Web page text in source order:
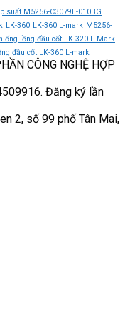
có
cấu
hình
tiếp
điểm
cắt
định
suất M5256-C3079E-010BG
LK-360 LK-360 L-mark M5256-
ống lồng đầu cốt LK-320 L-Mark
đầu cốt LK-360 L-mark
CÔNG NGHỆ HỢP
Đăng ký lần
2, số 99 phố Tân Mai,